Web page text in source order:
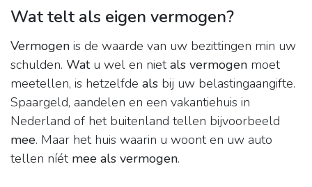
Wat telt als eigen vermogen?
Vermogen is de waarde van uw bezittingen min uw
schulden. Watu wel en nietals vermogen moet
meetellen, is hetzelfde als bij uw belastingaangifte.
Spaargeld, aandelen en een vakantiehuis in
Nederland of het buitenland tellen bijvoorbeeld
mee. Maar het huis waarin u woont en uw auto
tellen níét mee als vermogen.